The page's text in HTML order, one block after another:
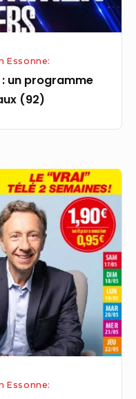
Essonne:
un programme
(92)
Essonne: